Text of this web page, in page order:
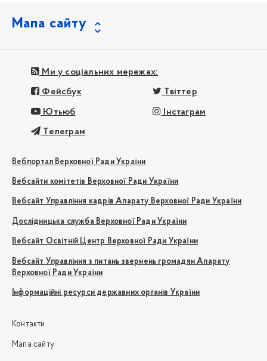
Мапа сайту
Ми у соціальних мережах:
Фейсбук Твіттер
Ютьюб Інстаграм
Телеграм
Вебпортал Верховної Ради України
Вебсайти комітетів Верховної Ради України
Вебсайт Управління кадрів Апарату Верховної Ради України
Дослідницька служба Верховної Ради України
Вебсайт Освітній Центр Верховної Ради України
Вебсайт Управління з питань звернень громадян Апарату
Верховної Ради України
Інформаційні ресурси державних органів України
Контакти
Мапа сайту